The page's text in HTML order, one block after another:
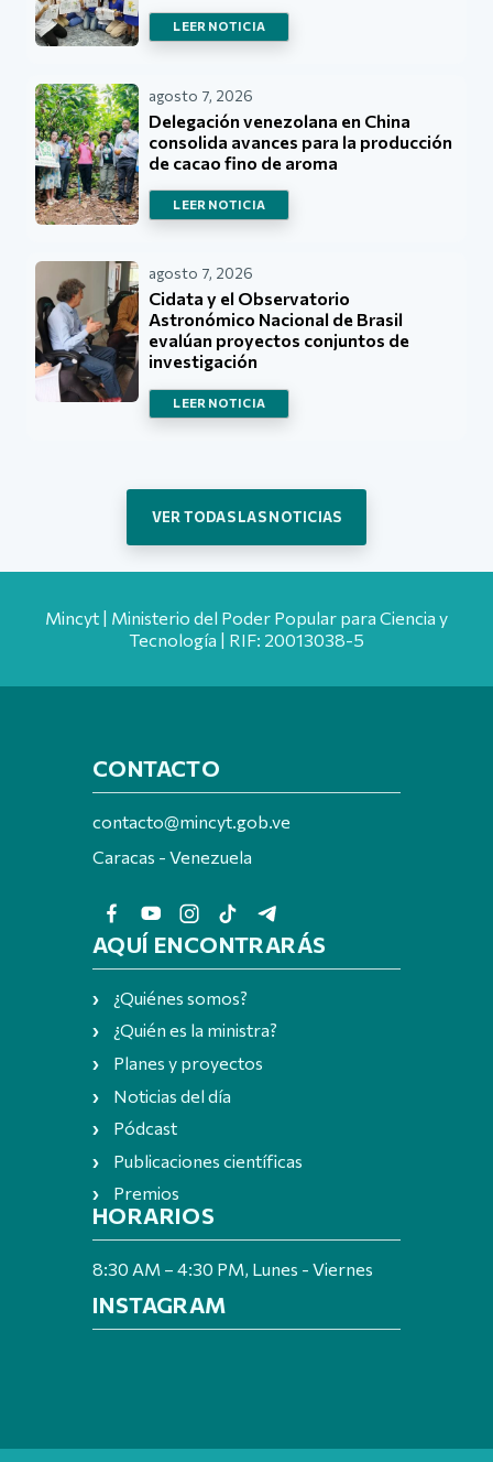
LEER NOTICIA
agosto 7, 2026
Delegación venezolana en China
consolida avances para la producción
de cacao fino de aroma
LEER NOTICIA
agosto 7, 2026
Cidata y el Observatorio
Astronómico Nacional de Brasil
evalúan proyectos conjuntos de
investigación
LEER NOTICIA
VER TODAS LAS NOTICIAS
Mincyt | Ministerio del Poder Popular para Ciencia y
Tecnología | RIF: 20013038-5
CONTACTO
contacto@mincyt.gob.ve
Caracas - Venezuela
AQUÍ ENCONTRARÁS
¿Quiénes somos?
¿Quién es la ministra?
Planes y proyectos
Noticias del día
Pódcast
Publicaciones científicas
Premios
HORARIOS
8:30 AM – 4:30 PM, Lunes - Viernes
INSTAGRAM